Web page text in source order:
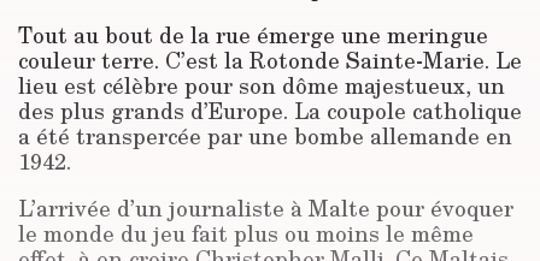
Tout au bout de la rue émerge une meringue
couleur terre. C’est la Rotonde Sainte-Marie. Le
lieu est célèbre pour son dôme majestueux, un
des plus grands d’Europe. La coupole catholique
a été transpercée par une bombe allemande en
1942.
L’arrivée d’un journaliste à Malte pour évoquer
le monde du jeu fait plus ou moins le même